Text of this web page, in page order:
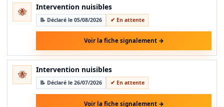
🐝 Intervention nuisibles
📝 Déclaré le 05/08/2026 ✔ En attente
Voir la fiche signalement →
🐝 Intervention nuisibles
📝 Déclaré le 26/07/2026 ✔ En attente
Voir la fiche signalement →